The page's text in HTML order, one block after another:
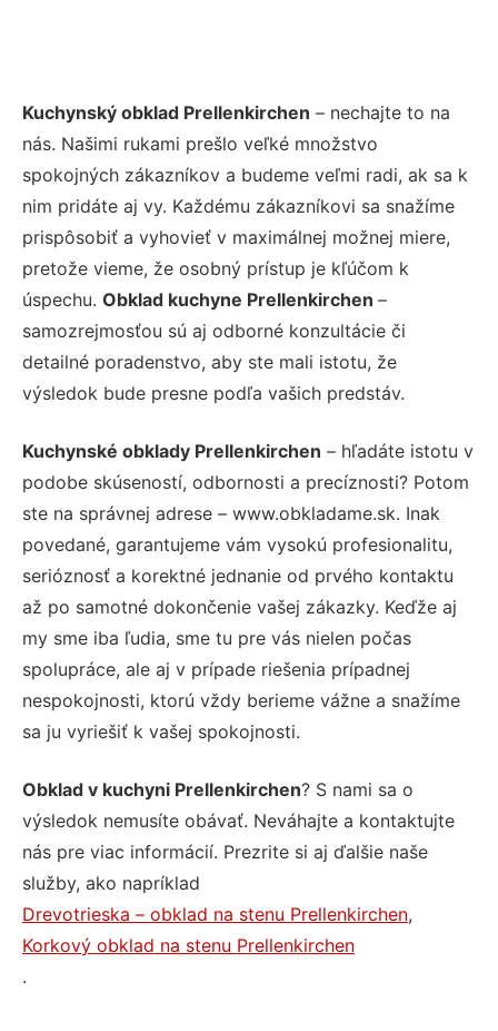
Kuchynský obklad Prellenkirchen – nechajte to na
nás. Našimi rukami prešlo veľké množstvo
spokojných zákazníkov a budeme veľmi radi, ak sa k
nim pridáte aj vy. Každému zákazníkovi sa snažíme
prispôsobiť a vyhovieť v maximálnej možnej miere,
pretože vieme, že osobný prístup je kľúčom k
úspechu. Obklad kuchyne Prellenkirchen –
samozrejmosťou sú aj odborné konzultácie či
detailné poradenstvo, aby ste mali istotu, že
výsledok bude presne podľa vašich predstáv.
Kuchynské obklady Prellenkirchen – hľadáte istotu v
podobe skúseností, odbornosti a precíznosti? Potom
ste na správnej adrese – www.obkladame.sk. Inak
povedané, garantujeme vám vysokú profesionalitu,
serióznosť a korektné jednanie od prvého kontaktu
až po samotné dokončenie vašej zákazky. Keďže aj
my sme iba ľudia, sme tu pre vás nielen počas
spolupráce, ale aj v prípade riešenia prípadnej
nespokojnosti, ktorú vždy berieme vážne a snažíme
sa ju vyriešiť k vašej spokojnosti.
Obklad v kuchyni Prellenkirchen? S nami sa o
výsledok nemusíte obávať. Neváhajte a kontaktujte
nás pre viac informácií. Prezrite si aj ďalšie naše
služby, ako napríklad
Drevotrieska – obklad na stenu Prellenkirchen,
Korkový obklad na stenu Prellenkirchen
.